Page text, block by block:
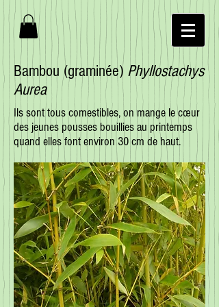
Bambou (graminée) Phyllostachys
Aurea
Ils sont tous comestibles, on mange le cœur
des jeunes pousses bouillies au printemps
quand elles font environ 30 cm de haut.